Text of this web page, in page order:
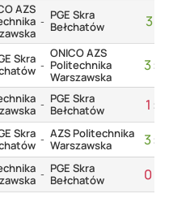
AZS
- PGE Skra
Bełchatów
3
Skra -
ONICO AZS
Politechnika
Warszawska
3:
- PGE Skra
Bełchatów
1 :
Skra - AZS Politechnika
Warszawska
3:
- PGE Skra
Bełchatów
0